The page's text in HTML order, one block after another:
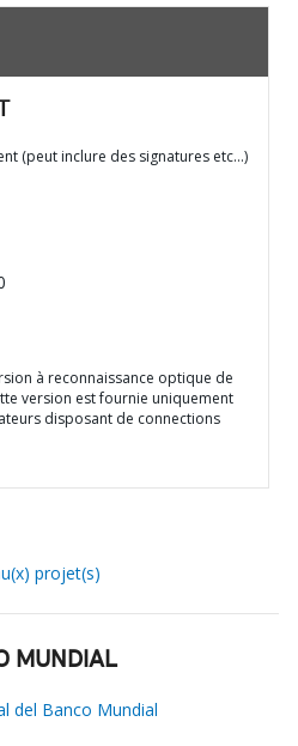
(peut inclure des signatures etc…)
à reconnaissance optique de
version est fournie uniquement
disposant de connections
projet(s)
MUNDIAL
del Banco Mundial